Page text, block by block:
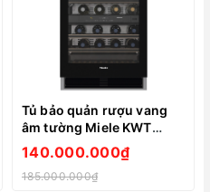
Tủ bảo quản rượu vang
âm tường Miele KWT
6322UG – Dung tích 94
Lít (chứa 34 chai rượu
loại 0,75 lít)
140.000.000₫
185.000.000₫